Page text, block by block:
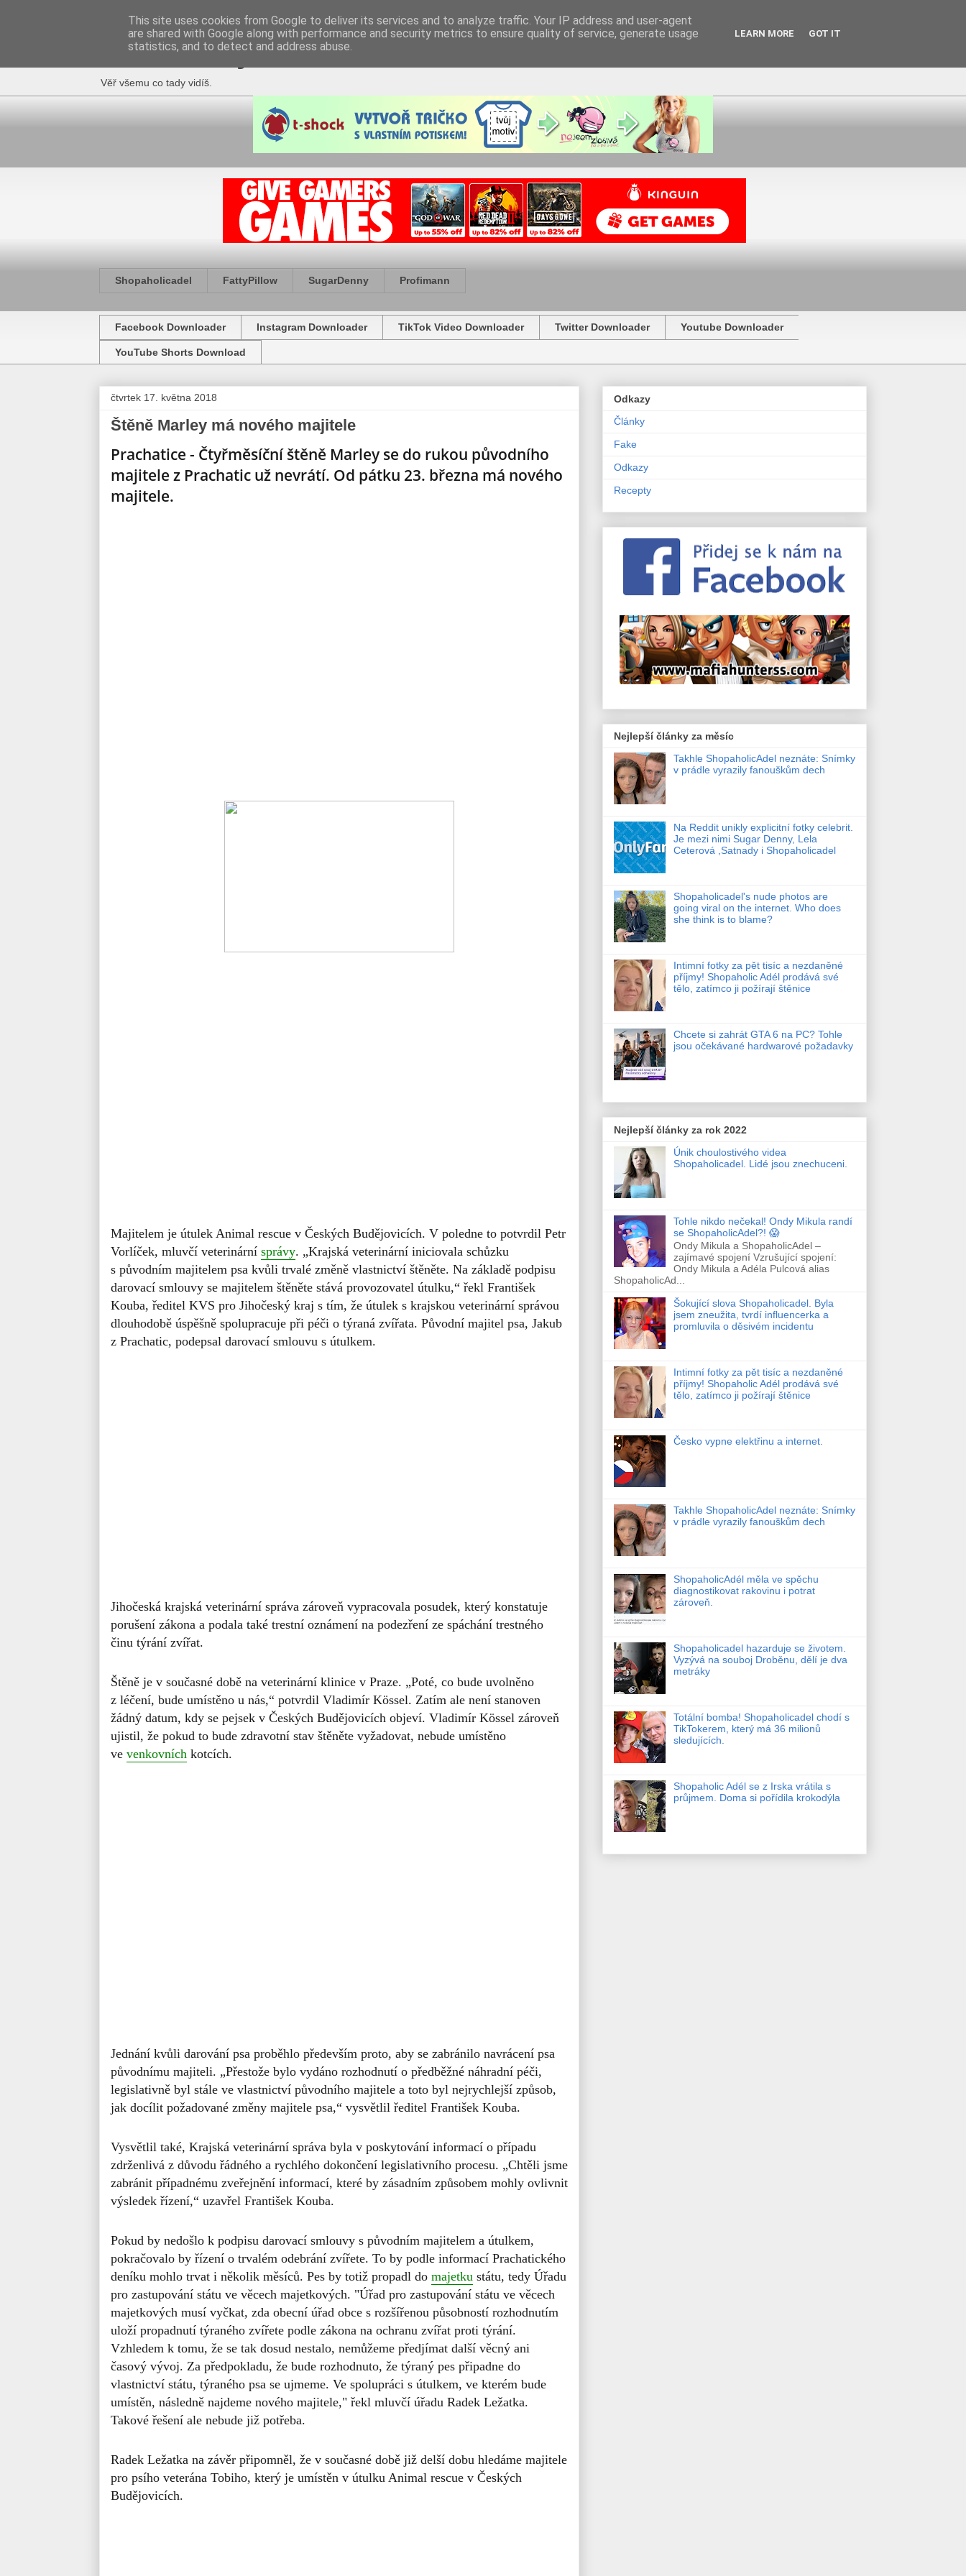
Fakečlánky
Věř všemu co tady vidíš.
Shopaholicadel FattyPillow SugarDenny Profimann
Facebook Downloader Instagram Downloader TikTok Video Downloader Twitter Downloader Youtube Downloader
YouTube Shorts Download
čtvrtek 17. května 2018
Štěně Marley má nového majitele
Prachatice - Čtyřměsíční štěně Marley se do rukou původního
majitele z Prachatic už nevrátí. Od pátku 23. března má nového
majitele.
Majitelem je útulek Animal rescue v Českých Budějovicích. V poledne to potvrdil Petr
Vorlíček, mluvčí veterinární správy. „Krajská veterinární iniciovala schůzku
s původním majitelem psa kvůli trvalé změně vlastnictví štěněte. Na základě podpisu
darovací smlouvy se majitelem štěněte stává provozovatel útulku,“ řekl František
Kouba, ředitel KVS pro Jihočeský kraj s tím, že útulek s krajskou veterinární správou
dlouhodobě úspěšně spolupracuje při péči o týraná zvířata. Původní majitel psa, Jakub
z Prachatic, podepsal darovací smlouvu s útulkem.
Jihočeská krajská veterinární správa zároveň vypracovala posudek, který konstatuje
porušení zákona a podala také trestní oznámení na podezření ze spáchání trestného
činu týrání zvířat.
Štěně je v současné době na veterinární klinice v Praze. „Poté, co bude uvolněno
z léčení, bude umístěno u nás,“ potvrdil Vladimír Kössel. Zatím ale není stanoven
žádný datum, kdy se pejsek v Českých Budějovicích objeví. Vladimír Kössel zároveň
ujistil, že pokud to bude zdravotní stav štěněte vyžadovat, nebude umístěno
ve venkovních kotcích.
Jednání kvůli darování psa proběhlo především proto, aby se zabránilo navrácení psa
původnímu majiteli. „Přestože bylo vydáno rozhodnutí o předběžné náhradní péči,
legislativně byl stále ve vlastnictví původního majitele a toto byl nejrychlejší způsob,
jak docílit požadované změny majitele psa,“ vysvětlil ředitel František Kouba.
Vysvětlil také, Krajská veterinární správa byla v poskytování informací o případu
zdrženlivá z důvodu řádného a rychlého dokončení legislativního procesu. „Chtěli jsme
zabránit případnému zveřejnění informací, které by zásadním způsobem mohly ovlivnit
výsledek řízení,“ uzavřel František Kouba.
Pokud by nedošlo k podpisu darovací smlouvy s původním majitelem a útulkem,
pokračovalo by řízení o trvalém odebrání zvířete. To by podle informací Prachatického
deníku mohlo trvat i několik měsíců. Pes by totiž propadl do majetku státu, tedy Úřadu
pro zastupování státu ve věcech majetkových. "Úřad pro zastupování státu ve věcech
majetkových musí vyčkat, zda obecní úřad obce s rozšířenou působností rozhodnutím
uloží propadnutí týraného zvířete podle zákona na ochranu zvířat proti týrání.
Vzhledem k tomu, že se tak dosud nestalo, nemůžeme předjímat další věcný ani
časový vývoj. Za předpokladu, že bude rozhodnuto, že týraný pes připadne do
vlastnictví státu, týraného psa se ujmeme. Ve spolupráci s útulkem, ve kterém bude
umístěn, následně najdeme nového majitele," řekl mluvčí úřadu Radek Ležatka.
Takové řešení ale nebude již potřeba.
Radek Ležatka na závěr připomněl, že v současné době již delší dobu hledáme majitele
pro psího veterána Tobiho, který je umístěn v útulku Animal rescue v Českých
Budějovicích.
Odkazy
Články
Fake
Odkazy
Recepty
Nejlepší články za měsíc
Takhle ShopaholicAdel neznáte: Snímky
v prádle vyrazily fanouškům dech
Na Reddit unikly explicitní fotky celebrit.
Je mezi nimi Sugar Denny, Lela
Ceterová ,Satnady i Shopaholicadel
Shopaholicadel's nude photos are
going viral on the internet. Who does
she think is to blame?
Intimní fotky za pět tisíc a nezdaněné
příjmy! Shopaholic Adél prodává své
tělo, zatímco ji požírají štěnice
Chcete si zahrát GTA 6 na PC? Tohle
jsou očekávané hardwarové požadavky
Nejlepší články za rok 2022
Únik choulostivého videa
Shopaholicadel. Lidé jsou znechuceni.
Tohle nikdo nečekal! Ondy Mikula randí
se ShopaholicAdel?! 😱
Ondy Mikula a ShopaholicAdel –
zajímavé spojení Vzrušující spojení:
Ondy Mikula a Adéla Pulcová alias
ShopaholicAd...
Šokující slova Shopaholicadel. Byla
jsem zneužita, tvrdí influencerka a
promluvila o děsivém incidentu
Intimní fotky za pět tisíc a nezdaněné
příjmy! Shopaholic Adél prodává své
tělo, zatímco ji požírají štěnice
Česko vypne elektřinu a internet.
Takhle ShopaholicAdel neznáte: Snímky
v prádle vyrazily fanouškům dech
ShopaholicAdél měla ve spěchu
diagnostikovat rakovinu i potrat
zároveň.
Shopaholicadel hazarduje se životem.
Vyzývá na souboj Droběnu, dělí je dva
metráky
Totální bomba! Shopaholicadel chodí s
TikTokerem, který má 36 milionů
sledujících.
Shopaholic Adél se z Irska vrátila s
průjmem. Doma si pořídila krokodýla
This site uses cookies from Google to deliver its services and to analyze traffic. Your IP address and user-agent
are shared with Google along with performance and security metrics to ensure quality of service, generate usage
statistics, and to detect and address abuse.
LEARN MORE GOT IT